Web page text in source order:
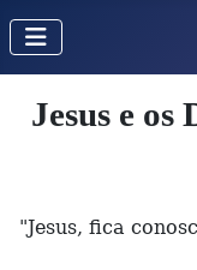
Jesus e os
"Jesus, fica